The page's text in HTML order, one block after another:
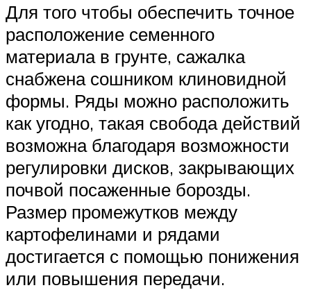
Для того чтобы обеспечить точное
расположение семенного
материала в грунте, сажалка
снабжена сошником клиновидной
формы. Ряды можно расположить
как угодно, такая свобода действий
возможна благодаря возможности
регулировки дисков, закрывающих
почвой посаженные борозды.
Размер промежутков между
картофелинами и рядами
достигается с помощью понижения
или повышения передачи.